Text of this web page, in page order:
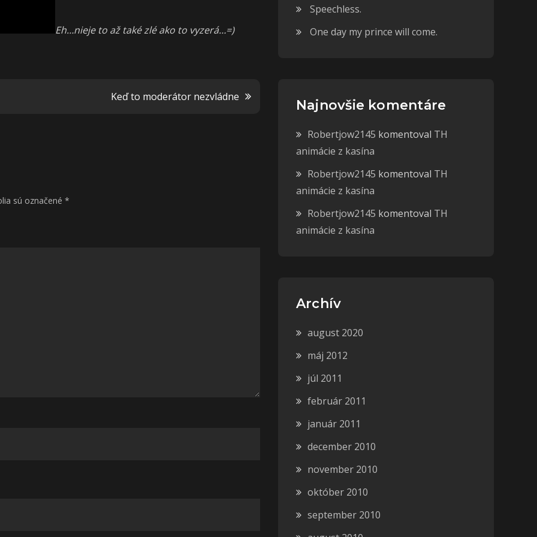
Eh…nieje to až také zlé ako to vyzerá…=)
Keď to moderátor nezvládne
sú označené *
Speechless.
One day my prince will come.
Najnovšie komentáre
Robertjow2145 komentoval TH
animácie z kasína
Robertjow2145 komentoval TH
animácie z kasína
Robertjow2145 komentoval TH
animácie z kasína
Archív
august 2020
máj 2012
júl 2011
február 2011
január 2011
december 2010
november 2010
október 2010
september 2010